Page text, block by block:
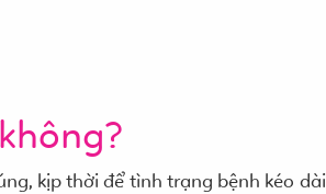
kịp thời để tình trạng bệnh kéo dài